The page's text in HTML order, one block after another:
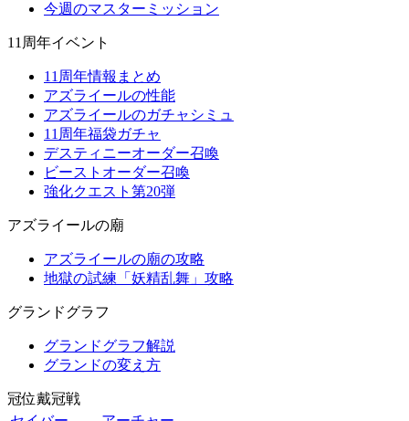
今週のマスターミッション
11周年イベント
11周年情報まとめ
アズライールの性能
アズライールのガチャシミュ
11周年福袋ガチャ
デスティニーオーダー召喚
ビーストオーダー召喚
強化クエスト第20弾
アズライールの廟
アズライールの廟の攻略
地獄の試練「妖精乱舞」攻略
グランドグラフ
グランドグラフ解説
グランドの変え方
冠位戴冠戦